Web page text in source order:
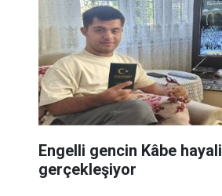
Engelli gencin Kâbe hayali
gerçekleşiyor